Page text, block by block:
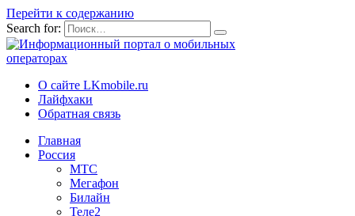
Перейти к содержанию
Search for:
О сайте LKmobile.ru
Лайфхаки
Обратная связь
Главная
Россия
МТС
Мегафон
Билайн
Теле2